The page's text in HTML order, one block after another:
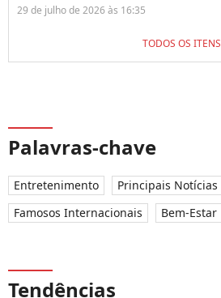
29 de julho de 2026 às 16:35
TODOS OS ITENS
Palavras-chave
Entretenimento
Principais Notícias
Famosos Internacionais
Bem-Estar
Tendências